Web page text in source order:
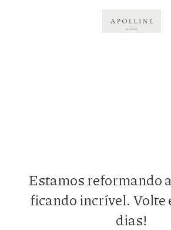
Estamos reformando
ficando incrível. Volte
dias!